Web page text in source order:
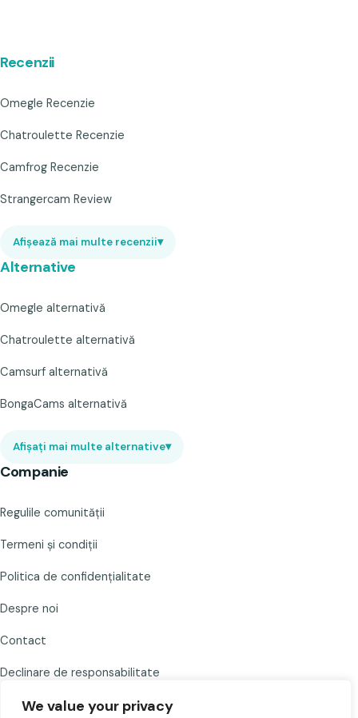
We value your privacy
Recenzii
Omegle Recenzie
Chatroulette Recenzie
Camfrog Recenzie
Strangercam Review
Afișează mai multe recenzii▾
Alternative
Omegle alternativă
Chatroulette alternativă
Camsurf alternativă
BongaCams alternativă
Afișați mai multe alternative▾
Companie
Regulile comunității
Termeni și condiții
Politica de confidențialitate
Despre noi
Contact
Declinare de responsabilitate